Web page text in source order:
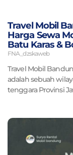
Travel Mobil
Harga Sewa
Batu Karas &
FNA_dzskaweb
Travel Mobil
adalah sebuah
tenggara Provinsi